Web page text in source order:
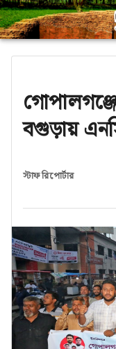
বগুড়ায়
স্টাফ রিপোর্টার